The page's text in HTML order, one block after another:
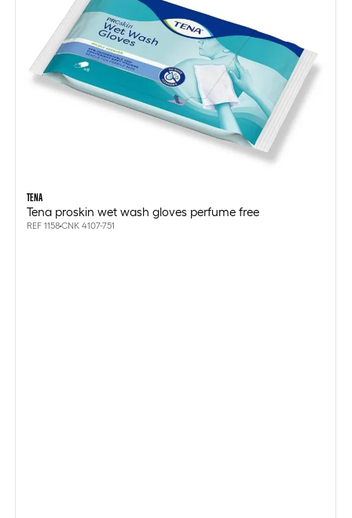
TENA
Tena proskin wet wash gloves perfume free
REF 1158CNK 4107-751